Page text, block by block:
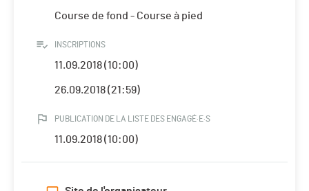
Course de fond - Course à pied
INSCRIPTIONS
11.09.2018 (10:00)
26.09.2018 (21:59)
PUBLICATION DE LA LISTE DES ENGAGÉ·E·S
11.09.2018 (10:00)